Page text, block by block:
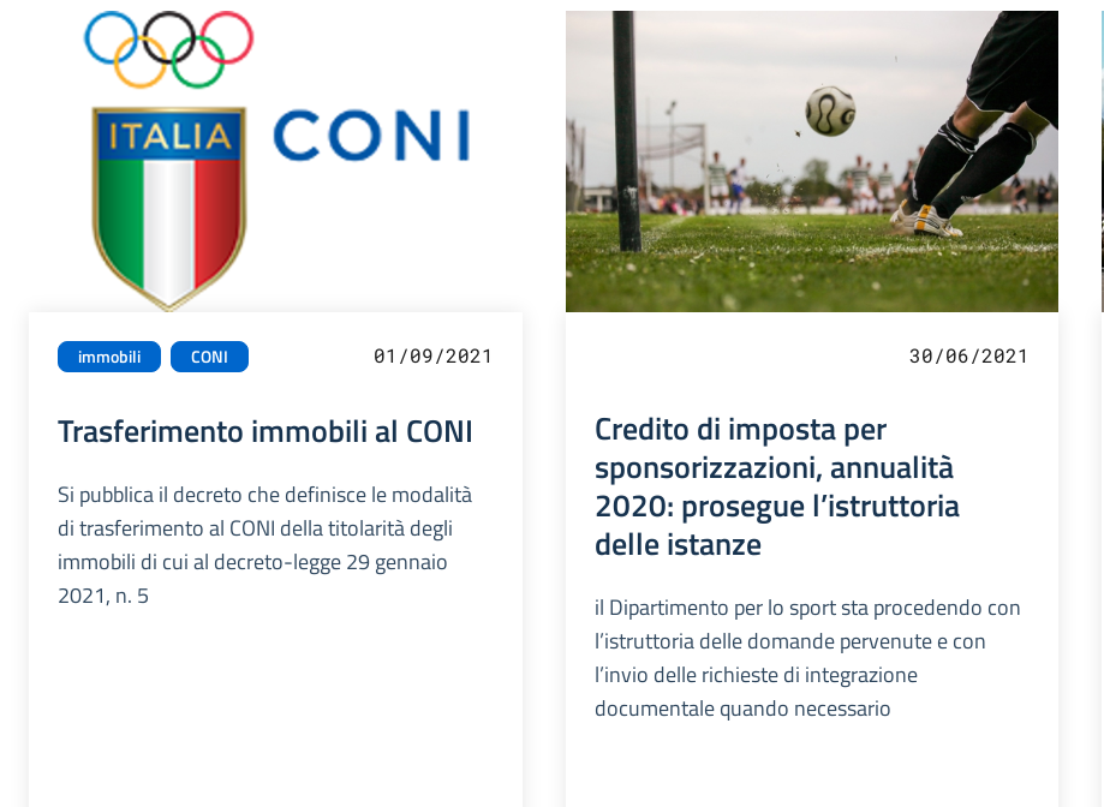
immobili CONI 01/09/2021
Trasferimento immobili al CONI
Si pubblica il decreto che definisce le modalità
di trasferimento al CONI della titolarità degli
immobili di cui al decreto-legge 29 gennaio
2021, n. 5
30/06/2021
Credito di imposta per
sponsorizzazioni, annualità
2020: prosegue l’istruttoria
delle istanze
il Dipartimento per lo sport sta procedendo con
l’istruttoria delle domande pervenute e con
l’invio delle richieste di integrazione
documentale quando necessario